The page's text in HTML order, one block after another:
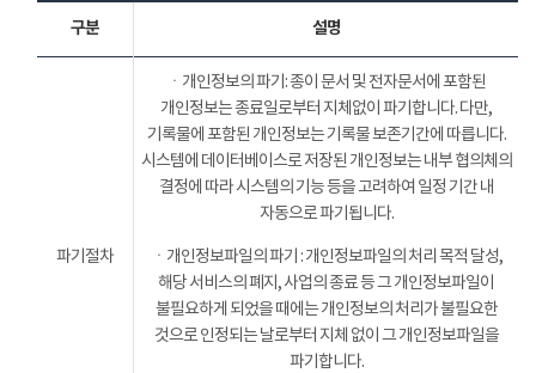
구분 설명
파기절차
ㆍ개인정보의 파기: 종이 문서 및 전자문서에 포함된
개인정보는 종료일로부터 지체없이 파기합니다. 다만,
기록물에 포함된 개인정보는 기록물 보존기간에 따릅니다.
시스템에 데이터베이스로 저장된 개인정보는 내부 협의체의
결정에 따라 시스템의 기능 등을 고려하여 일정 기간 내
자동으로 파기됩니다.
ㆍ개인정보파일의 파기 : 개인정보파일의 처리 목적 달성,
해당 서비스의 폐지, 사업의 종료 등 그 개인정보파일이
불필요하게 되었을 때에는 개인정보의 처리가 불필요한
것으로 인정되는 날로부터 지체 없이 그 개인정보파일을
파기합니다.